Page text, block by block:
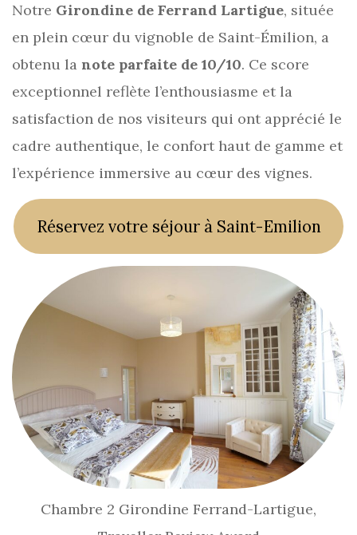
Notre Girondine de Ferrand Lartigue, située
en plein cœur du vignoble de Saint-Émilion, a
obtenu la note parfaite de 10/10. Ce score
exceptionnel reflète l’enthousiasme et la
satisfaction de nos visiteurs qui ont apprécié le
cadre authentique, le confort haut de gamme et
l’expérience immersive au cœur des vignes.
Réservez votre séjour à Saint-Emilion
Chambre 2 Girondine Ferrand-Lartigue,